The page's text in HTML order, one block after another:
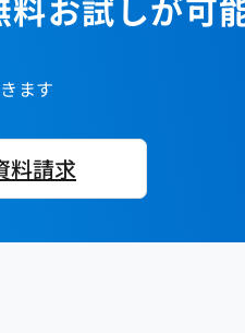
お試しが可能
ます
料請求